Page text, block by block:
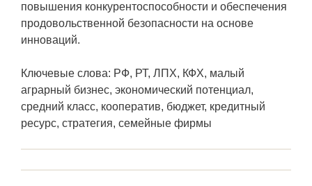
повышения конкурентоспособности и обеспечения
продовольственной безопасности на основе
инноваций.
Ключевые слова: РФ, РТ, ЛПХ, КФХ, малый
аграрный бизнес, экономический потенциал,
средний класс, кооператив, бюджет, кредитный
ресурс, стратегия, семейные фирмы